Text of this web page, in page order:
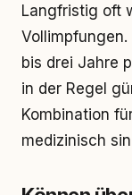
Langfristig oft
bis drei Jahre
in der Regel
Kombination
medizinisch